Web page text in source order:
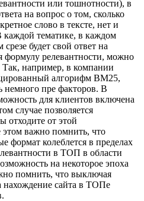
или тошнотности), в
на вопрос о том, сколько
слово в тексте, нет и
тематике, в каждом
будет свой ответ на
формулу релевантности, можно
Так, например, в компании
алгорифм ВМ25,
немного пре факторов. В
для клиентов включена
случае позволяется
отходите от этой
этом важно помнить, что
формат колеблется в пределах
в ТОП в области
на некоторое эпоха
помнить, что выключая
нахождение сайта в ТОПе